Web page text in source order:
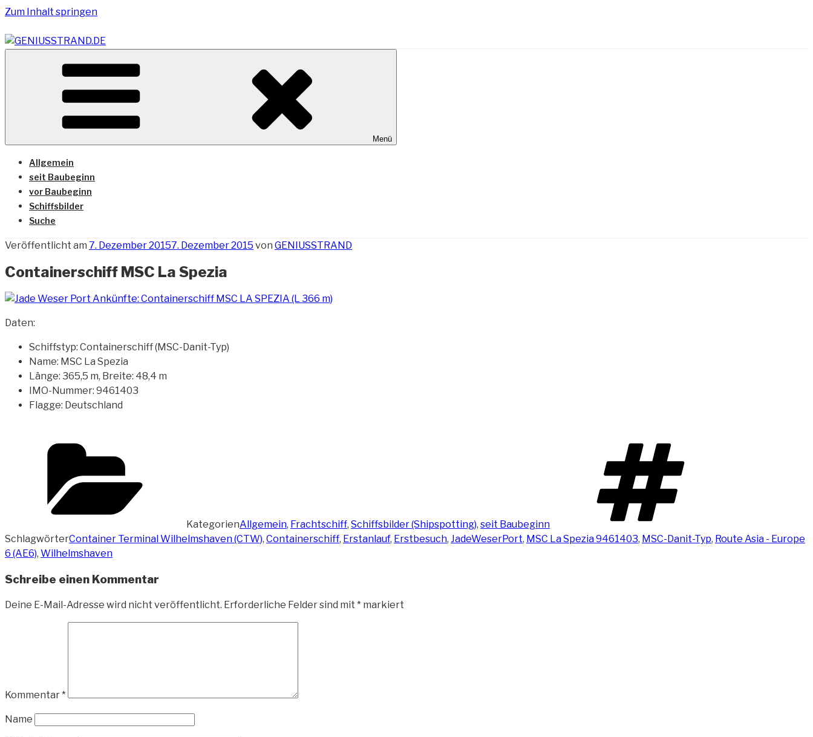
Zum Inhalt springen
GENIUSSTRAND.DE
Vom Geniusstrand zum JadeWeserPort/Container Terminal Wilhelmshaven
Menü
Allgemein
seit Baubeginn
vor Baubeginn
Schiffsbilder
Suche
Veröffentlicht am 7. Dezember 20157. Dezember 2015 von GENIUSSTRAND
Containerschiff MSC La Spezia
Daten:
Schiffstyp: Containerschiff (MSC-Danit-Typ)
Name: MSC La Spezia
Länge: 365,5 m, Breite: 48,4 m
IMO-Nummer: 9461403
Flagge: Deutschland
KategorienAllgemein, Frachtschiff, Schiffsbilder (Shipspotting), seit Baubeginn
SchlagwörterContainer Terminal Wilhelmshaven (CTW), Containerschiff, Erstanlauf, Erstbesuch, JadeWeserPort, MSC La Spezia 9461403, MSC-Danit-Typ, Route Asia - Europe
6 (AE6), Wilhelmshaven
Schreibe einen Kommentar
Deine E-Mail-Adresse wird nicht veröffentlicht. Erforderliche Felder sind mit * markiert
Kommentar*
Name